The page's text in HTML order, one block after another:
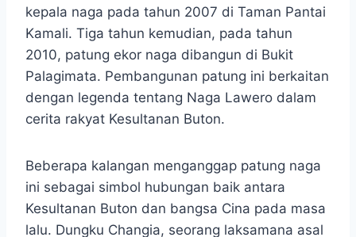
kepala naga pada tahun 2007 di Taman Pantai
Kamali. Tiga tahun kemudian, pada tahun
2010, patung ekor naga dibangun di Bukit
Palagimata. Pembangunan patung ini berkaitan
dengan legenda tentang Naga Lawero dalam
cerita rakyat Kesultanan Buton.
Beberapa kalangan menganggap patung naga
ini sebagai simbol hubungan baik antara
Kesultanan Buton dan bangsa Cina pada masa
lalu. Dungku Changia, seorang laksamana asal